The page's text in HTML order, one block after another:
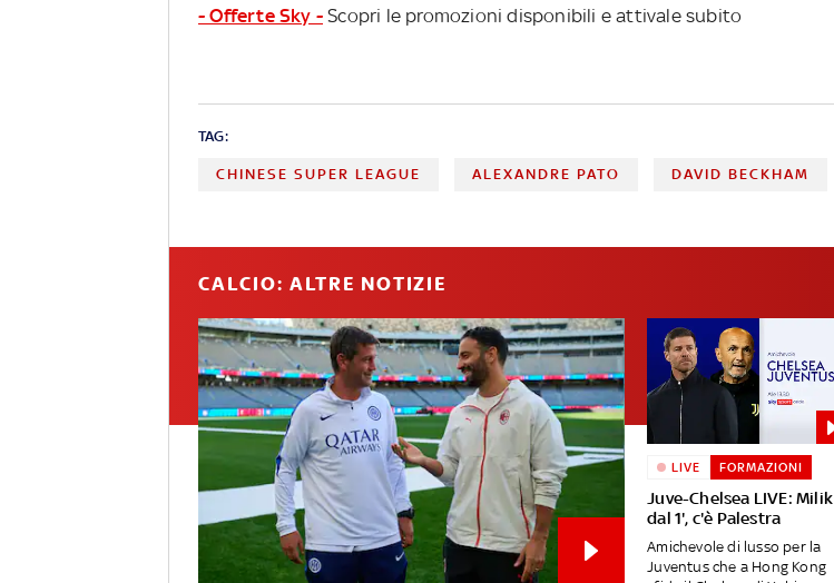
- Offerte Sky - Scopri le promozioni disponibili e attivale subito
TAG:
CHINESE SUPER LEAGUE ALEXANDRE PATO DAVID BECKHAM
CALCIO: ALTRE NOTIZIE
Juve-Chelsea LIVE: Milik
dal 1', c'è Palestra
LIVE FORMAZIONI
Amichevole di lusso per la
Juventus che a Hong Kong